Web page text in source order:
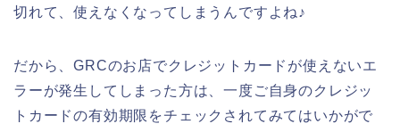
切れて、使えなくなってしまうんですよね♪
だから、GRCのお店でクレジットカードが使えないエ
ラーが発生してしまった方は、一度ご自身のクレジッ
トカードの有効期限をチェックされてみてはいかがで